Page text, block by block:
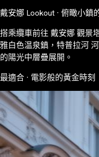
戴安娜 Lookout · 俯瞰小鎮
搭乘纜車前往 戴安娜 觀
雅白色温泉鎮，特普拉河
的陽光中層疊展開。
最適合 · 電影般的黃金時刻